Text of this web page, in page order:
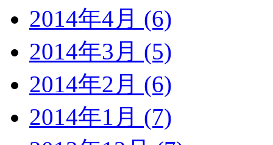
2014年4月 (6)
2014年3月 (5)
2014年2月 (6)
2014年1月 (7)